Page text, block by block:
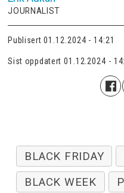
JOURNALIST
Publisert 01.12.2024 - 14:21
Sist oppdatert 01.12.2024 -
BLACK FRIDAY
BLACK WEEK